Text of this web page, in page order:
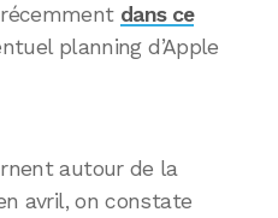
dans ce
planning d’Apple
autour de la
avril, on constate